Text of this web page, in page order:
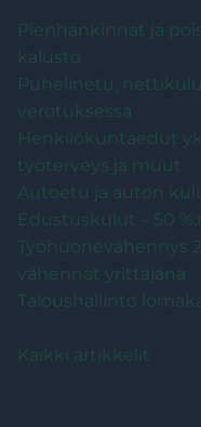
Pienhankinnat ja
kalusto
Puhelinetu,
verotuksessa
Henkilökuntaedut
työterveys ja muut
Autoetu ja auton
Edustuskulut – 50
Työhuonevähennys
vähennät yrittäjänä
Taloushallinto
Kaikki artikkelit